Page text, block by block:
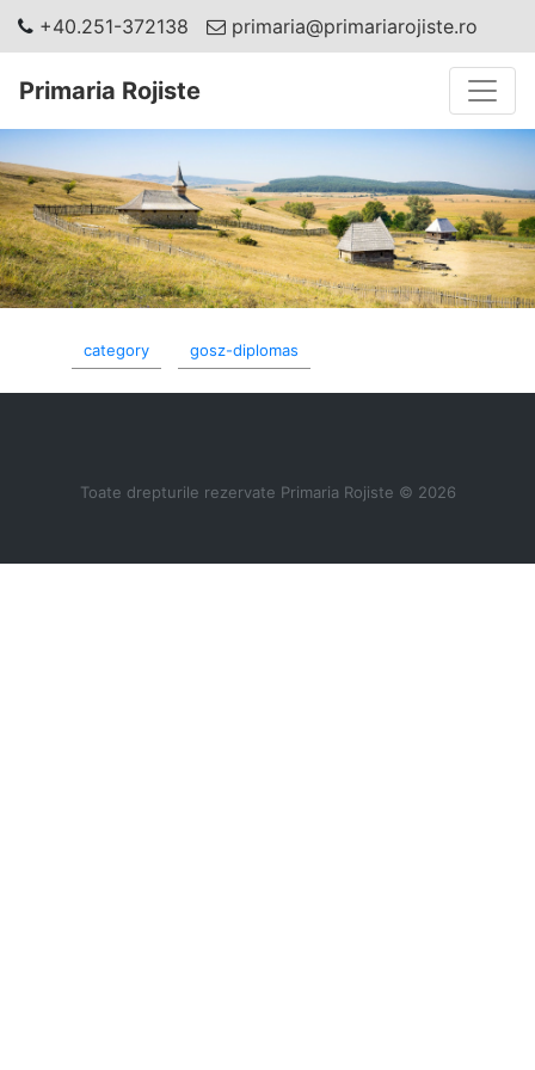
+40.251-372138 primaria@primariarojiste.ro
Primaria Rojiste
category gosz-diplomas
Toate drepturile rezervate Primaria Rojiste © 2026